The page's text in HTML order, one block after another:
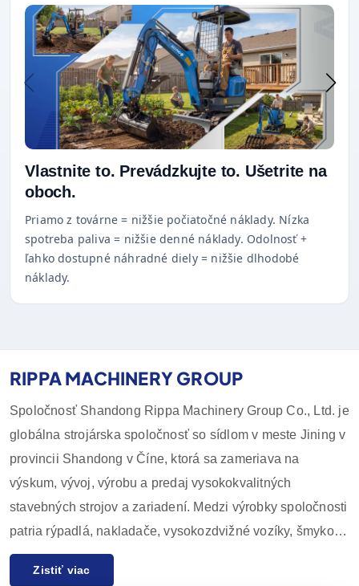
Vlastnite to. Prevádzkujte to. Ušetrite na
oboch.
Priamo z továrne = nižšie počiatočné náklady. Nízka
spotreba paliva = nižšie denné náklady. Odolnosť +
ľahko dostupné náhradné diely = nižšie dlhodobé
náklady.
RIPPA MACHINERY GROUP
Spoločnosť Shandong Rippa Machinery Group Co., Ltd. je
globálna strojárska spoločnosť so sídlom v meste Jining v
provincii Shandong v Číne, ktorá sa zameriava na
výskum, vývoj, výrobu a predaj vysokokvalitných
stavebných strojov a zariadení. Medzi výrobky spoločnosti
patria rýpadlá, nakladače, vysokozdvižné vozíky, šmykom
riadené nakladače a ich príslušenstvo, ktoré sa široko
Zistiť viac